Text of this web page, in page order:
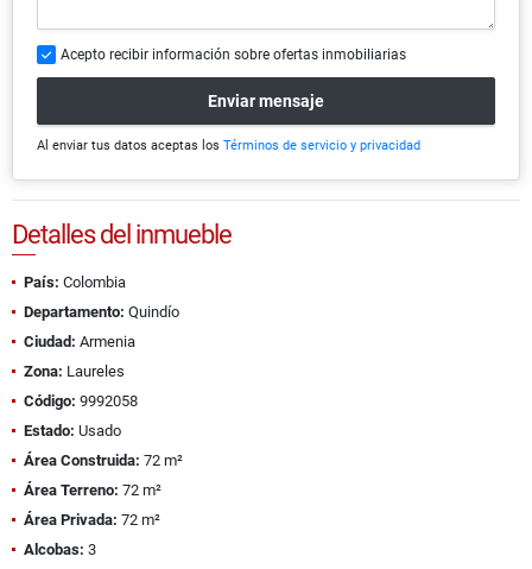
Acepto recibir información sobre ofertas inmobiliarias
Enviar mensaje
Al enviar tus datos aceptas los Términos de servicio y privacidad
Detalles del inmueble
País: Colombia
Departamento: Quindío
Ciudad: Armenia
Zona: Laureles
Código: 9992058
Estado: Usado
Área Construida: 72 m²
Área Terreno: 72 m²
Área Privada: 72 m²
Alcobas: 3